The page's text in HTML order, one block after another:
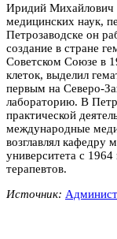
Иридий Михайлович
медицинских наук,
Петрозаводске он
создание в стране
Советском Союзе в
клеток, выделил
первым на Северо-
лабораторию. В
практической
международные
возглавлял кафедру
университета с 1964
терапевтов.
Источник: